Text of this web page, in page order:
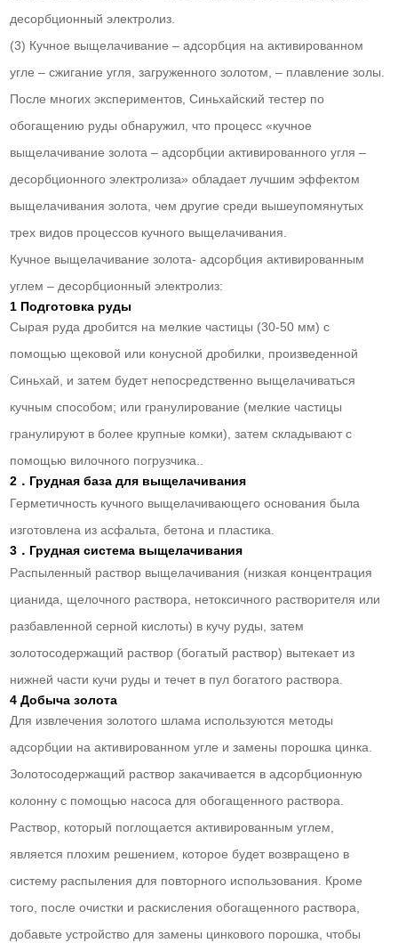
десорбционный электролиз.
(3) Кучное выщелачивание – адсорбция на активированном
угле – сжигание угля, загруженного золотом, – плавление золы.
После многих экспериментов, Синьхайский тестер по
обогащению руды обнаружил, что процесс «кучное
выщелачивание золота – адсорбции активированного угля –
десорбционного электролиза» обладает лучшим эффектом
выщелачивания золота, чем другие среди вышеупомянутых
трех видов процессов кучного выщелачивания.
Кучное выщелачивание золота- адсорбция активированным
углем – десорбционный электролиз:
1 Подготовка руды
Сырая руда дробится на мелкие частицы (30-50 мм) с
помощью щековой или конусной дробилки, произведенной
Синьхай, и затем будет непосредственно выщелачиваться
кучным способом; или гранулирование (мелкие частицы
гранулируют в более крупные комки), затем складывают с
помощью вилочного погрузчика..
2．Грудная база для выщелачивания
Герметичность кучного выщелачивающего основания была
изготовлена из асфальта, бетона и пластика.
3．Грудная система выщелачивания
Распыленный раствор выщелачивания (низкая концентрация
цианида, щелочного раствора, нетоксичного растворителя или
разбавленной серной кислоты) в кучу руды, затем
золотосодержащий раствор (богатый раствор) вытекает из
нижней части кучи руды и течет в пул богатого раствора.
4 Добыча золота
Для извлечения золотого шлама используются методы
адсорбции на активированном угле и замены порошка цинка.
Золотосодержащий раствор закачивается в адсорбционную
колонну с помощью насоса для обогащенного раствора.
Раствор, который поглощается активированным углем,
является плохим решением, которое будет возвращено в
систему распыления для повторного использования. Кроме
того, после очистки и раскисления обогащенного раствора,
добавьте устройство для замены цинкового порошка, чтобы